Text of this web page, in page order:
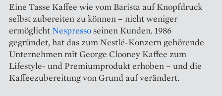
Eine Tasse Kaffee wie vom Barista auf Knopfdruck
selbst zubereiten zu können – nicht weniger
ermöglicht Nespressoseinen Kunden. 1986
gegründet, hat das zum Nestlé-­Konzern gehörende
Unternehmen mit George Clooney Kaffee zum
Lifestyle- und Premiumprodukt erhoben – und die
Kaffeezubereitung von Grund auf verändert.